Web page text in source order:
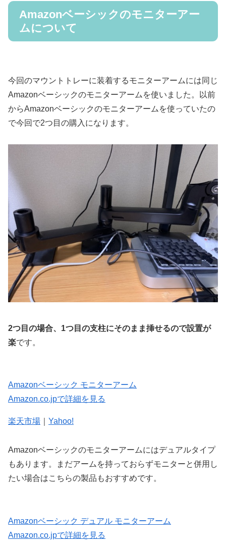
Amazonベーシックのモニターアー
ムについて
今回のマウントトレーに装着するモニターアームには同じ
Amazonベーシックのモニターアームを使いました。以前
からAmazonベーシックのモニターアームを使っていたの
で今回で2つ目の購入になります。
2つ目の場合、1つ目の支柱にそのまま挿せるので設置が
楽です。
Amazonベーシック モニターアーム
Amazon.co.jpで詳細を見る
楽天市場 Yahoo!
Amazonベーシックのモニターアームにはデュアルタイプ
もあります。まだアームを持っておらずモニターと併用し
たい場合はこちらの製品もおすすめです。
Amazonベーシック デュアル モニターアーム
Amazon.co.jpで詳細を見る